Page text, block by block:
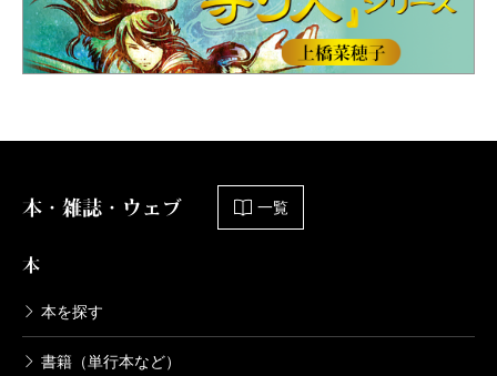
本・雑誌・ウェブ 一覧
本
本を探す
書籍（単行本など）